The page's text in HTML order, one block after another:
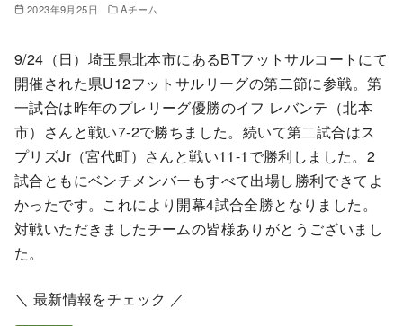
2023年9月25日 Aチーム
9/24（日）埼玉県北本市にあるBTフットサルコートにて
開催された県U12フットサルリーグの第二節に参戦。第
一試合は昨年のプレリーグ優勝のイフ レバンテ（北本
市）さんと戦い7-2で勝ちました。続いて第二試合はス
プリズJr（宮代町）さんと戦い11-1で勝利しました。2
試合ともにベンチメンバーもすべて出場し勝利できてよ
かったです。これにより開幕4試合全勝となりました。
対戦いただきましたチームの皆様ありがとうございまし
た。
＼ 最新情報をチェック ／